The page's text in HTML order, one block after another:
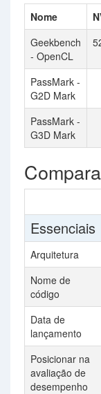
Nome
Geekbench
- OpenCL
PassMark -
G2D Mark
PassMark -
G3D Mark
Essenciais
Arquitetura
Nome de
código
Data de
lançamento
Posicionar na
avaliação de
desempenho